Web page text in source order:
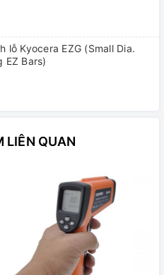
lỗ Kyocera EZG (Small Dia.
EZ Bars)
LIÊN QUAN